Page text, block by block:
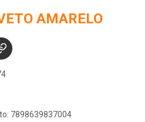
AMARELO
7898639837004